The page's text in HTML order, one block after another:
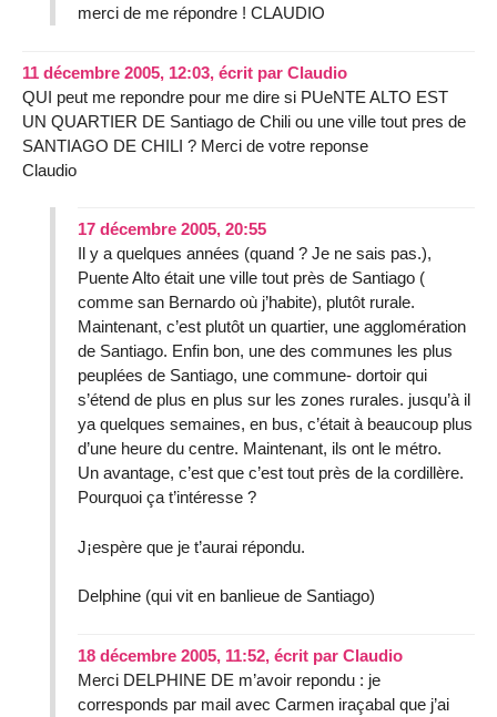
merci de me répondre ! CLAUDIO
11 décembre 2005, 12:03, écrit par Claudio
QUI peut me repondre pour me dire si PUeNTE ALTO EST
UN QUARTIER DE Santiago de Chili ou une ville tout pres de
SANTIAGO DE CHILI ? Merci de votre reponse
Claudio
17 décembre 2005, 20:55
Il y a quelques années (quand ? Je ne sais pas.),
Puente Alto était une ville tout près de Santiago (
comme san Bernardo où j’habite), plutôt rurale.
Maintenant, c’est plutôt un quartier, une agglomération
de Santiago. Enfin bon, une des communes les plus
peuplées de Santiago, une commune- dortoir qui
s’étend de plus en plus sur les zones rurales. jusqu’à il
ya quelques semaines, en bus, c’était à beaucoup plus
d’une heure du centre. Maintenant, ils ont le métro.
Un avantage, c’est que c’est tout près de la cordillère.
Pourquoi ça t’intéresse ?
J¡espère que je t’aurai répondu.
Delphine (qui vit en banlieue de Santiago)
18 décembre 2005, 11:52, écrit par Claudio
Merci DELPHINE DE m’avoir repondu : je
corresponds par mail avec Carmen iraçabal que j’ai